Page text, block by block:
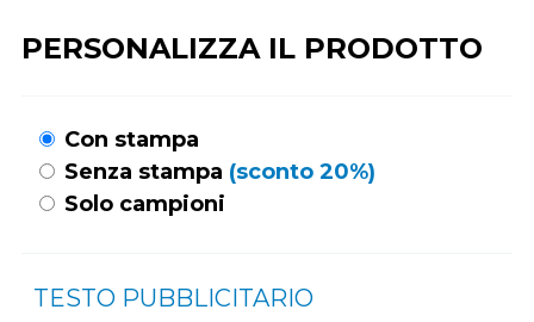
PERSONALIZZA IL PRODOTTO
Con stampa
Senza stampa (sconto 20%)
Solo campioni
TESTO PUBBLICITARIO